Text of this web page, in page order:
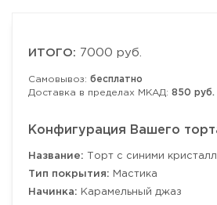
ИТОГО: 7000 руб.
Самовывоз: бесплатно
Доставка в пределах МКАД: 850 руб.
Конфигурация Вашего
Название: Торт с синими
Тип покрытия: Мастика
Начинка: Карамельный джаз